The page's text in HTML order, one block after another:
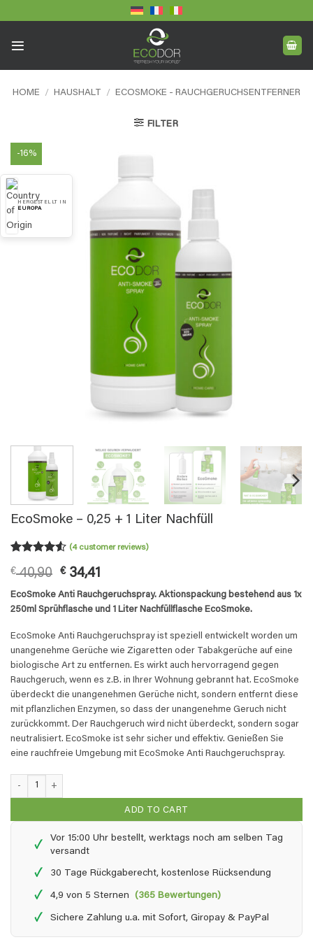
to
HOME / HAUSHALT / ECOSMOKE - RAUCHGERUCHSENTFERNER
FILTER
-16%
HERGESTELLT IN
EUROPA
EcoSmoke – 0,25 + 1 Liter Nachfüll
out of 5
customer
ratings
(4customer reviews)
€40,90 Original
price
was:
€ 40,90.
€34,41
price
is:
€ 34,41.
EcoSmoke Anti Rauchgeruchspray​. Aktionspackung bestehend aus 1x
250ml Sprühflasche und 1 Liter Nachfüllflasche EcoSmoke.
EcoSmoke Anti Rauchgeruchspray ist speziell entwickelt worden um
unangenehme Gerüche wie Zigaretten oder Tabakgerüche auf eine
biologische Art zu entfernen. Es wirkt auch hervorragend gegen
Rauchgeruch, wenn es z.B. in Ihrer Wohnung gebrannt hat. EcoSmoke
überdeckt die unangenehmen Gerüche nicht, sondern entfernt diese
mit pflanzlichen Enzymen, so dass der unangenehme Geruch nicht
zurückkommt. Der Rauchgeruch wird nicht überdeckt, sondern sogar
neutralisiert. EcoSmoke ist sehr sicher und effektiv. Genießen Sie
eine rauchfreie Umgebung mit EcoSmoke Anti Rauchgeruchspray.
EcoSmoke - 0,25 + 1 Liter Nachfüll quantity
ADD TO CART
✓
Vor 15:00 Uhr bestellt, werktags noch am selben Tag
versandt
✓ 30 Tage Rückgaberecht, kostenlose Rücksendung
✓ 4,9 von 5 Sternen(365 Bewertungen)
✓ Sichere Zahlung u.a. mit Sofort, Giropay & PayPal